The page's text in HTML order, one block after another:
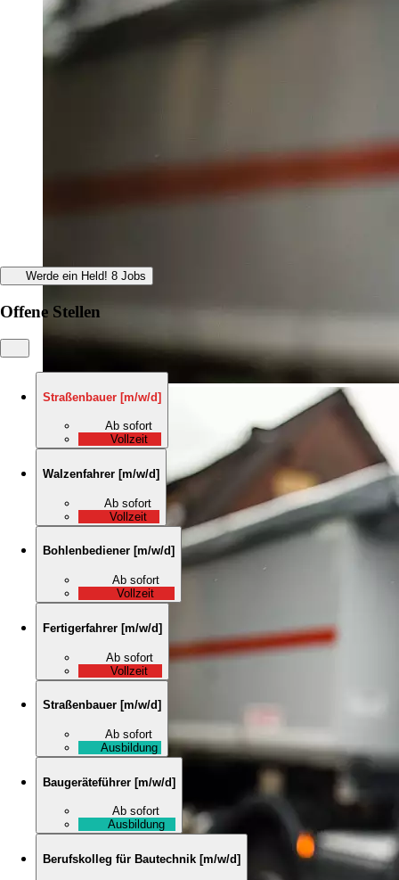
Werde ein Held! 8 Jobs
Offene Stellen
Straßenbauer [m/w/d]
Ab sofort
Vollzeit
Walzenfahrer [m/w/d]
Ab sofort
Vollzeit
Bohlenbediener [m/w/d]
Ab sofort
Vollzeit
Fertigerfahrer [m/w/d]
Ab sofort
Vollzeit
Straßenbauer [m/w/d]
Ab sofort
Ausbildung
Baugeräteführer [m/w/d]
Ab sofort
Ausbildung
Berufskolleg für Bautechnik [m/w/d]